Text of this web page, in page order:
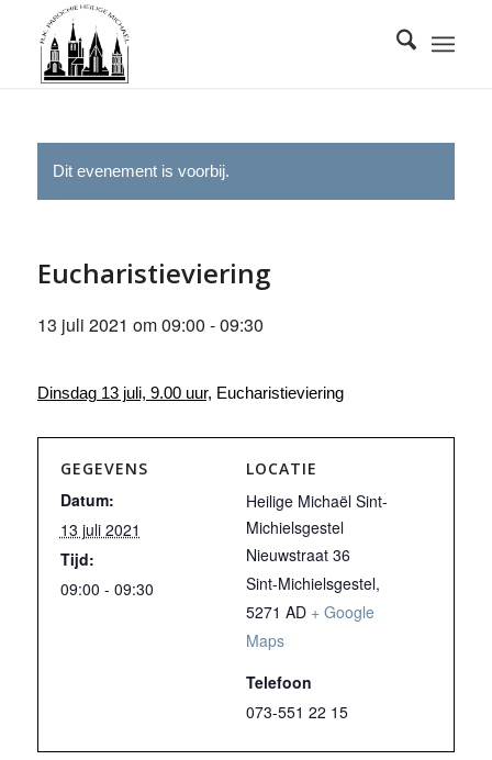
Dit evenement is voorbij.
Eucharistieviering
13 juli 2021 om 09:00 -09:30
Dinsdag 13 juli, 9.00 uur, Eucharistieviering
GEGEVENS
Datum:
13 juli 2021
Tijd:
09:00 - 09:30
LOCATIE
Heilige Michaël Sint-
Michielsgestel
Nieuwstraat 36
Sint-Michielsgestel,
5271 AD + Google
Maps
Telefoon
073-551 22 15